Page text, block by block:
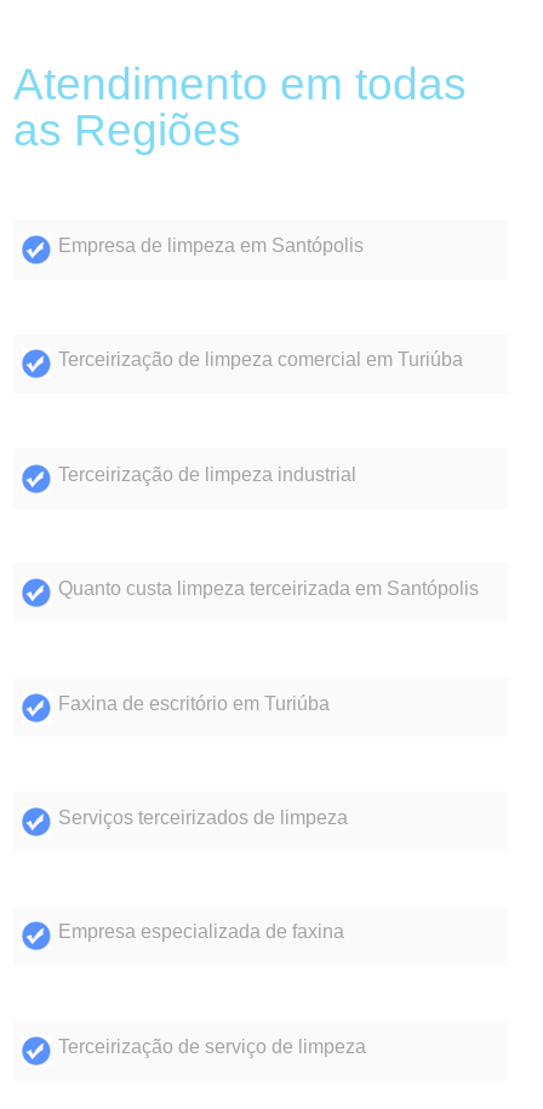
Atendimento em todas
as Regiões
Empresa de limpeza em Santópolis
Terceirização de limpeza comercial em Turiúba
Terceirização de limpeza industrial
Quanto custa limpeza terceirizada em Santópolis
Faxina de escritório em Turiúba
Serviços terceirizados de limpeza
Empresa especializada de faxina
Terceirização de serviço de limpeza